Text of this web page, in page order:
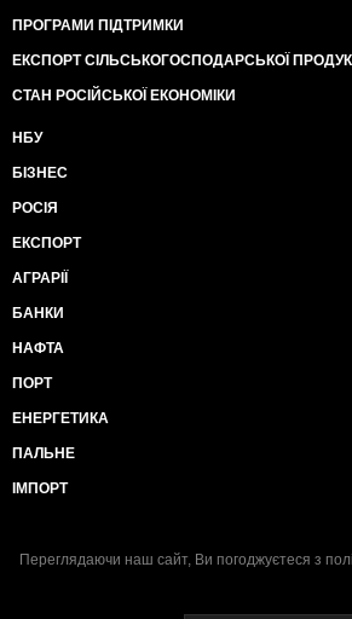
ПРОГРАМИ ПІДТРИМКИ
ЕКСПОРТ СІЛЬСЬКОГОСПОДАРСЬКОЇ
СТАН РОСІЙСЬКОЇ ЕКОНОМІКИ
НБУ
БІЗНЕС
РОСІЯ
ЕКСПОРТ
АГРАРІЇ
БАНКИ
НАФТА
ПОРТ
ЕНЕРГЕТИКА
ПАЛЬНЕ
ІМПОРТ
Переглядаючи наш сайт, Ви погоджуєтеся з